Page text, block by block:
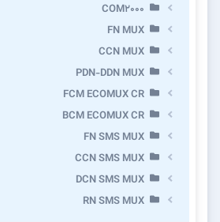
COM2000
FN MUX
CCN MUX
PDN-DDN MUX
FCM ECOMUX CR
BCM ECOMUX CR
FN SMS MUX
CCN SMS MUX
DCN SMS MUX
RN SMS MUX